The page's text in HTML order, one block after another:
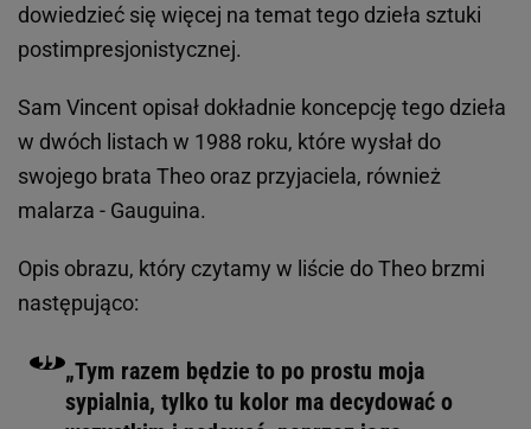
dowiedzieć się więcej na temat tego dzieła sztuki
postimpresjonistycznej.
Sam Vincent opisał dokładnie koncepcję tego dzieła
w dwóch listach w 1988 roku, które wysłał do
swojego brata Theo oraz przyjaciela, również
malarza - Gauguina.
Opis obrazu, który czytamy w liście do Theo brzmi
następująco:
„Tym razem będzie to po prostu moja
sypialnia, tylko tu kolor ma decydować o